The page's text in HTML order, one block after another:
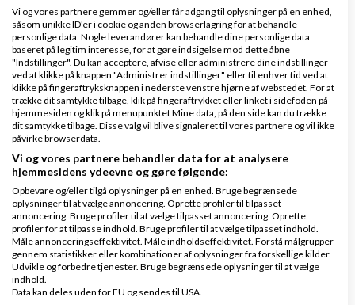
godt kan se værdien, men stadig ikke træffer en
beslutning. De nikker, de forstår, de er enige… og
alligevel sker der ingenting. Det kan i nogle ti...
Læs mere
afJonas_Busekist|1.094 visninger|
2 kommentarer
Pains & Gains: Skab relevans, urgency og
beslutningskraft i dit salg At forstå kundens
smertepunkter (pains) og gevinster (gains) er
Vi og vores partnere gemmer og/eller får adgang til oplysninger på en enhed,
såsom unikke ID'er i cookie og anden browserlagring for at behandle
personlige data. Nogle leverandører kan behandle dine personlige data
baseret på legitim interesse, for at gøre indsigelse mod dette åbne
"Indstillinger". Du kan acceptere, afvise eller administrere dine indstillinger
ved at klikke på knappen "Administrer indstillinger" eller til enhver tid ved at
klikke på fingeraftryksknappen i nederste venstre hjørne af webstedet. For at
trække dit samtykke tilbage, klik på fingeraftrykket eller linket i sidefoden på
hjemmesiden og klik på menupunktet Mine data, på den side kan du trække
dit samtykke tilbage. Disse valg vil blive signaleret til vores partnere og vil ikke
påvirke browserdata.
Vi og vores partnere behandler data for at analysere
hjemmesidens ydeevne og gøre følgende:
Opbevare og/eller tilgå oplysninger på en enhed. Bruge begrænsede
oplysninger til at vælge annoncering. Oprette profiler til tilpasset
annoncering. Bruge profiler til at vælge tilpasset annoncering. Oprette
profiler for at tilpasse indhold. Bruge profiler til at vælge tilpasset indhold.
Måle annonceringseffektivitet. Måle indholdseffektivitet. Forstå målgrupper
gennem statistikker eller kombinationer af oplysninger fra forskellige kilder.
Udvikle og forbedre tjenester. Bruge begrænsede oplysninger til at vælge
indhold.
Data kan deles uden for EU og sendes til USA.